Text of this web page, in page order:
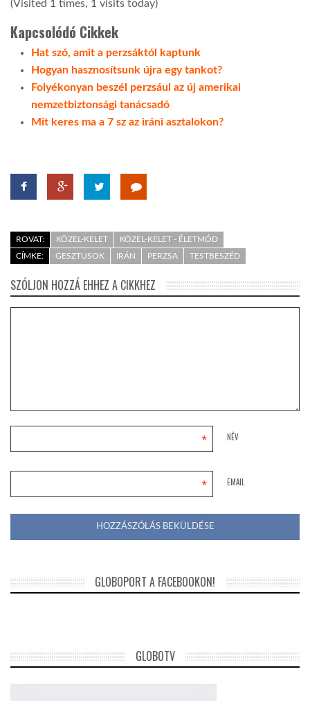
(Visited 1 times, 1 visits today)
Kapcsolódó Cikkek
Hat szó, amit a perzsáktól kaptunk
Hogyan hasznosítsunk újra egy tankot?
Folyékonyan beszél perzsául az új amerikai
nemzetbiztonsági tanácsadó
Mit keres ma a 7 sz az iráni asztalokon?
ROVAT: KÖZEL-KELET
KÖZEL-KELET - ÉLETMÓD
CÍMKE:
GESZTUSOK IRÁN PERZSA TESTBESZÉD
SZÓLJON HOZZÁ EHHEZ A CIKKHEZ
NÉV
*
EMAIL
*
GLOBOPORT A FACEBOOKON!
GLOBOTV